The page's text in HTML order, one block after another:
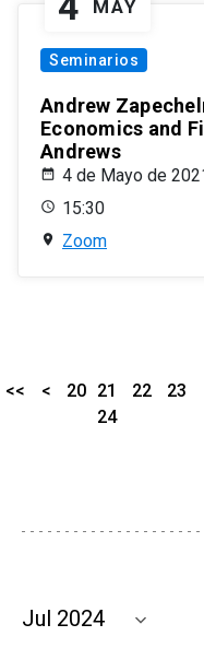
MAY
Seminarios
Andrew
Economics and
Andrews
4 de Mayo de
15:30
Zoom
<< < 20 21 22
23
24